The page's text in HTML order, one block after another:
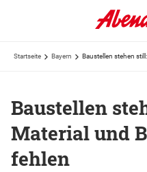
Startseite Bayern Baustellen stehen
Baustellen
Material und
fehlen